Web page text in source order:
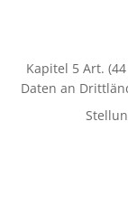
Kapitel 5 Art.
Daten an